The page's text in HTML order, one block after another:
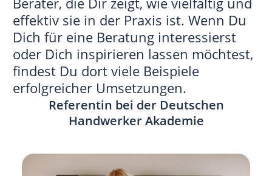
effektiv sie in der Praxis ist. Wenn Du
Dich für eine Beratung interessierst
oder Dich inspirieren lassen möchtest,
findest Du dort viele Beispiele
erfolgreicher Umsetzungen.
Referentin bei der Deutschen
Handwerker Akademie